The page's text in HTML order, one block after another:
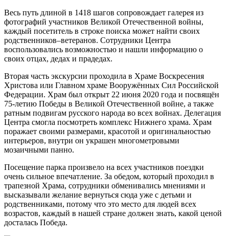
Весь путь длиной в 1418 шагов сопровождает галерея из
фотографий участников Великой Отечественной войны,
каждый посетитель в строке поиска может найти своих
родственников–ветеранов. Сотрудники Центра
воспользовались возможностью и нашли информацию о
своих отцах, дедах и прадедах.
Вторая часть экскурсии проходила в Храме Воскресения
Христова или Главном храме Вооружённых Сил Российской
Федерации. Храм был открыт 22 июня 2020 года и посвящён
75-летию Победы в Великой Отечественной войне, а также
ратным подвигам русского народа во всех войнах. Делегация
Центра смогла посмотреть комплекс Нижнего храма. Храм
поражает своими размерами, красотой и оригинальностью
интерьеров, внутри он украшен многометровыми
мозаичными панно.
Посещение парка произвело на всех участников поездки
очень сильное впечатление. За обедом, который проходил в
трапезной Храма, сотрудники обменивались мнениями и
высказывали желание вернуться сюда уже с детьми и
родственниками, потому что это место для людей всех
возрастов, каждый в нашей стране должен знать, какой ценой
досталась Победа.